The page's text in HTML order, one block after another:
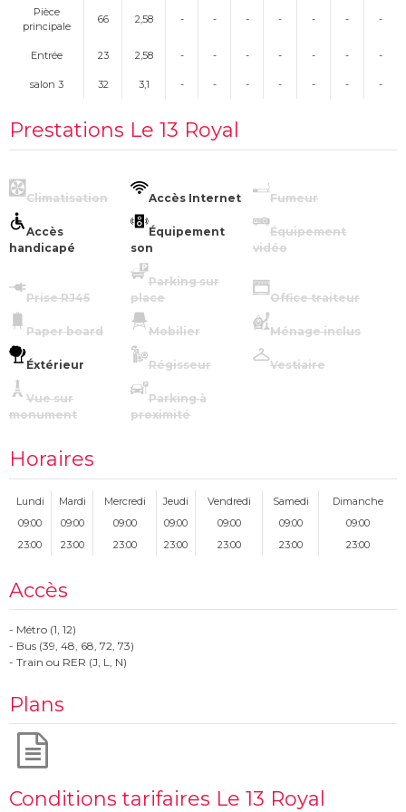
Pièce
principale
66 2,58 - - - - - - -
Entrée 23 2,58 - - - - - - -
salon 3 32 3,1 - - - - - - -
Prestations Le 13 Royal
Climatisation Accès Internet Fumeur
Accès
handicapé
Équipement
son
Équipement
vidéo
Prise RJ45
Parking sur
place
Office traiteur
Paper board Mobilier Ménage inclus
Éxtérieur Régisseur Vestiaire
Vue sur
monument
Parking à
proximité
Horaires
Lundi Mardi Mercredi Jeudi Vendredi Samedi
Dimanche
09:00
09:00 09:00 09:00 09:00 09:00
09:00
23:00
23:00 23:00 23:00 23:00 23:00 23:00
Accès
- Métro (1, 12)
- Bus (39, 48, 68, 72, 73)
- Train ou RER (J, L, N)
Plans
Conditions tarifaires Le 13 Royal